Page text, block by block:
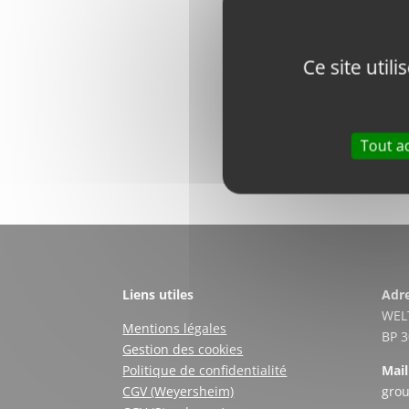
Ce site
Tout
Marque
Liens utiles
Mentions légales
Gestion des cookies
Politique de confidentialité
CGV (Weyersheim)
BP